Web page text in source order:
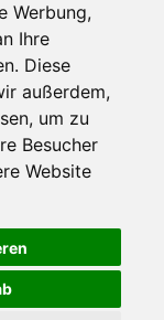
Werbung,
Ihre
Diese
außerdem,
um zu
Besucher
Website